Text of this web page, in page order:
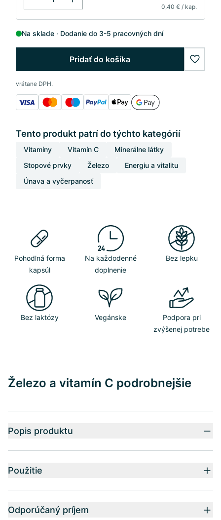
0,40 € / kap.
Na sklade Dodanie do 3-5 pracovných dní
Pridať do košíka
vrátane DPH.
Tento produkt patrí do týchto kategórií
Vitamíny Vitamín C
Minerálne látky
Stopové prvky
Železo
Energiu a vitalitu
Únava a vyčerpanosť
Pohodlná forma
kapsúl
Na každodenné
doplnenie
Bez lepku
Bez laktózy Vegánske
Podpora pri
zvýšenej potrebe
Železo a vitamín C podrobnejšie
Popis produktu
Použitie
Odporúčaný príjem